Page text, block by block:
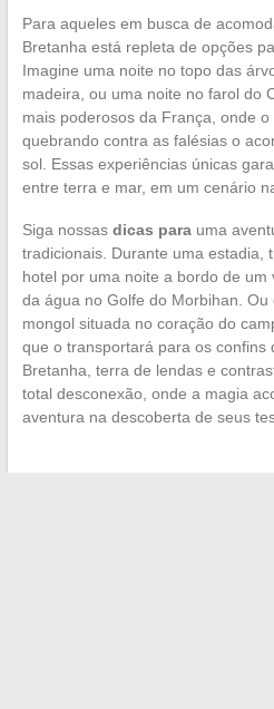
Para aqueles em busca de
Bretanha está repleta de opções
Imagine uma noite no topo das
madeira, ou uma noite no farol do
mais poderosos da França, onde
quebrando contra as falésias o
sol. Essas experiências únicas
entre terra e mar, em um cenário
Siga nossas dicas parauma
tradicionais. Durante uma estadia,
hotel por uma noite a bordo de
da água no Golfe do Morbihan.
mongol situada no coração do
que o transportará para os confins
Bretanha, terra de lendas e
total desconexão, onde a magia
aventura na descoberta de seus